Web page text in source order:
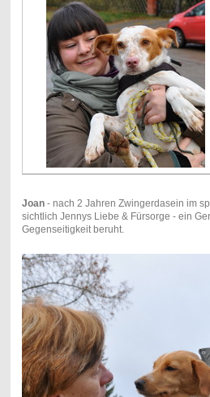
Joan- nach 2 Jahren Zwingerdasein im
sichtlich Jennys Liebe & Fürsorge - ein
Gegenseitigkeit beruht.